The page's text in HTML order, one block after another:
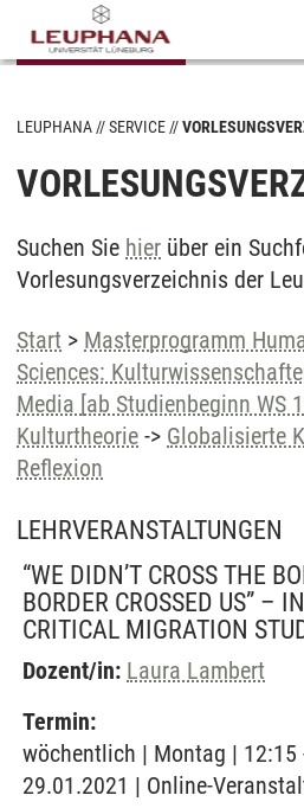
LEUPHANA SERVICE
Suchen Sie hier über ein
Vorlesungsverzeichnis der
Start > Masterprogramm
Sciences:
Media [ab Studienbeginn WS
Kulturtheorie -> Globalisierte
Reflexion
LEHRVERANSTALTUNGEN
“WE DIDN’T CROSS THE
BORDER CROSSED US” –
CRITICAL MIGRATION
Dozent/in: Laura Lambert
Termin:
wöchentlich | Montag | 12:15
29.01.2021 | Online-